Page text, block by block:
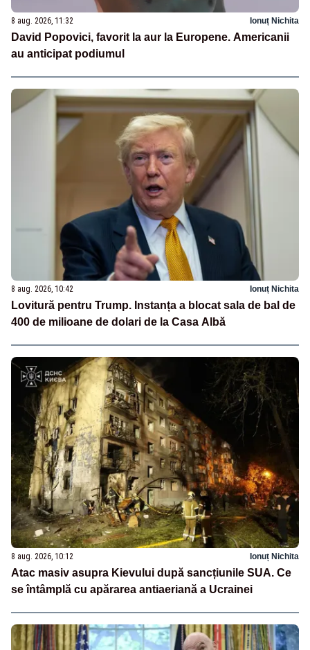
8 aug. 2026, 11:32 Ionuț Nichita
David Popovici, favorit la aur la Europene. Americanii
au anticipat podiumul
8 aug. 2026, 10:42 Ionuț Nichita
Lovitură pentru Trump. Instanța a blocat sala de bal de
400 de milioane de dolari de la Casa Albă
8 aug. 2026, 10:12 Ionuț Nichita
Atac masiv asupra Kievului după sancțiunile SUA. Ce
se întâmplă cu apărarea antiaeriană a Ucrainei